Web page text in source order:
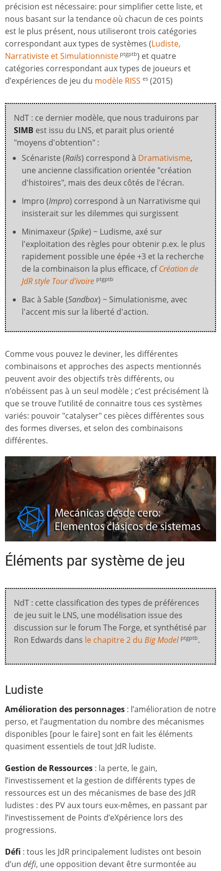
précision est nécessaire: pour simplifier cette liste, et
nous basant sur la tendance où chacun de ces points
est le plus présent, nous utiliseront trois catégories
correspondant aux types de systèmes (Ludiste,
Narrativiste et Simulationniste ptgptb) et quatre
catégories correspondant aux types de joueurs et
d’expériences de jeu du modèle RISS es (2015)
NdT : ce dernier modèle, que nous traduirons par
SIMB est issu du LNS, et parait plus orienté
"moyens d'obtention" :
Scénariste (Rails) correspond à Dramativisme,
une ancienne classification orientée "création
d'histoires", mais des deux côtés de l'écran.
Impro (Impro) correspond à un Narrativisme qui
insisterait sur les dilemmes qui surgissent
Minimaxeur (Spike) ~ Ludisme, axé sur
l'exploitation des règles pour obtenir p.ex. le plus
rapidement possible une épée +3 et la recherche
de la combinaison la plus efficace, cfCréation de
JdR style Tour d'ivoire ptgptb
Bac à Sable (Sandbox) ~ Simulationisme, avec
l'accent mis sur la liberté d'action.
Comme vous pouvez le deviner, les différentes
combinaisons et approches des aspects mentionnés
peuvent avoir des objectifs très différents, ou
n’obéissent pas à un seul modèle ; c’est précisément là
que se trouve l’utilité de connaitre tous ces systèmes
variés: pouvoir "catalyser" ces pièces différentes sous
des formes diverses, et selon des combinaisons
différentes.
Éléments par système de jeu
NdT : cette classification des types de préférences
de jeu suit le LNS, une modélisation issue des
discussion sur le forum The Forge, et synthétisé par
Ron Edwards dans le chapitre 2 du Big Model ptgptb.
Ludiste
Amélioration des personnages : l’amélioration de notre
perso, et l’augmentation du nombre des mécanismes
disponibles [pour le faire] sont en fait les éléments
quasiment essentiels de tout JdR ludiste.
Gestion de Ressources : la perte, le gain,
l’investissement et la gestion de différents types de
ressources est un des mécanismes de base des JdR
ludistes : des PV aux tours eux-mêmes, en passant par
l’investissement de Points d’eXpérience lors des
progressions.
Défi : tous les JdR principalement ludistes ont besoin
d’un défi, une opposition devant être surmontée au